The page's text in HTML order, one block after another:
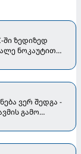
ში ზედიზედ
ნოკაუტით
ვერ შედგა -
გამო